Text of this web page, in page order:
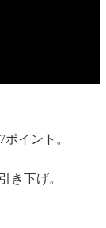
イント。
き下げ。